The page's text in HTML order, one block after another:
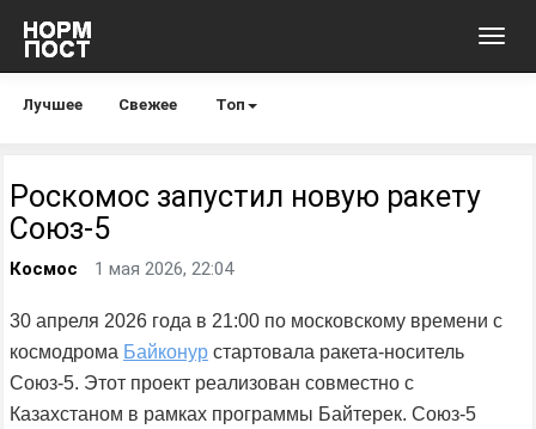
Лучшее Свежее Топ
Роскомос запустил новую ракету
Союз-5
Космос 1 мая 2026, 22:04
30 апреля 2026 года в 21:00 по московскому времени с
космодрома Байконур стартовала ракета-носитель
Союз-5. Этот проект реализован совместно с
Казахстаном в рамках программы Байтерек. Союз-5